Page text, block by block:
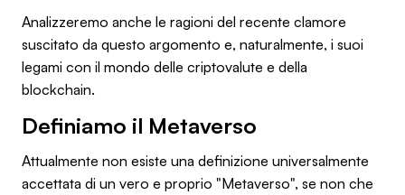
Analizzeremo anche le ragioni del recente clamore
suscitato da questo argomento e, naturalmente, i suoi
legami con il mondo delle criptovalute e della
blockchain.
Definiamo il Metaverso
Attualmente non esiste una definizione universalmente
accettata di un vero e proprio "Metaverso", se non che